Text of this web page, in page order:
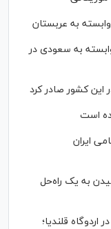
به عربستان
به سعودی در
این کشور صادر کرد
است
ایران
به یک راه‌حل
قلندیا؛